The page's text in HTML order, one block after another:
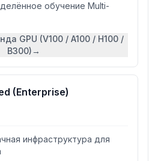
обучение Multi-
GPU (V100 / A100 / H100 /
B300)→
(Enterprise)
инфраструктура для